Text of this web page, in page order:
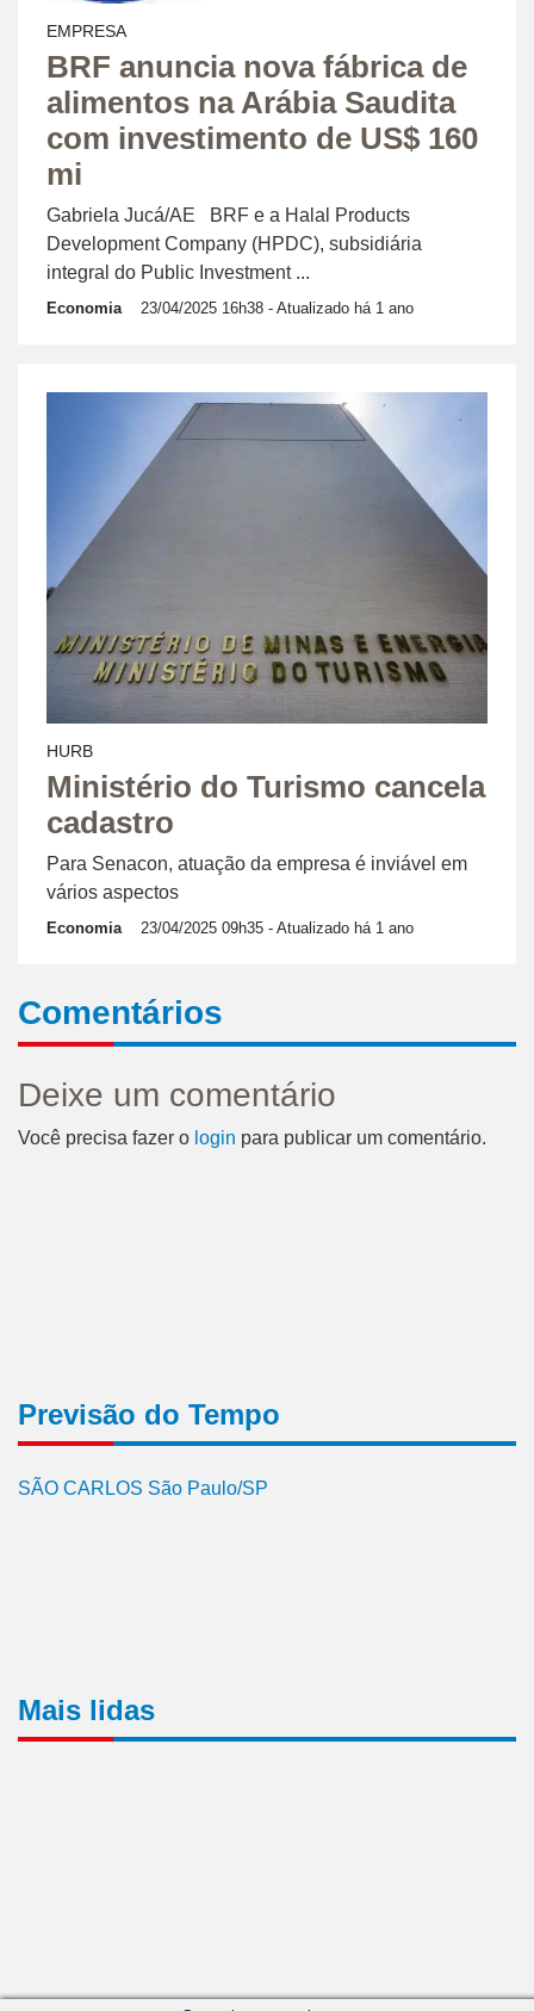
EMPRESA
BRF anuncia nova fábrica de
alimentos na Arábia Saudita
com investimento de US$ 160
mi
Gabriela Jucá/AE BRF e a Halal Products
Development Company (HPDC), subsidiária
integral do Public Investment ...
Economia 23/04/2025 16h38 - Atualizado há 1 ano
HURB
Ministério do Turismo cancela
cadastro
Para Senacon, atuação da empresa é inviável em
vários aspectos
Economia 23/04/2025 09h35 - Atualizado há 1 ano
Comentários
Deixe um comentário
Você precisa fazer o login para publicar um comentário.
Previsão do Tempo
SÃO CARLOS São Paulo/SP
Mais lidas